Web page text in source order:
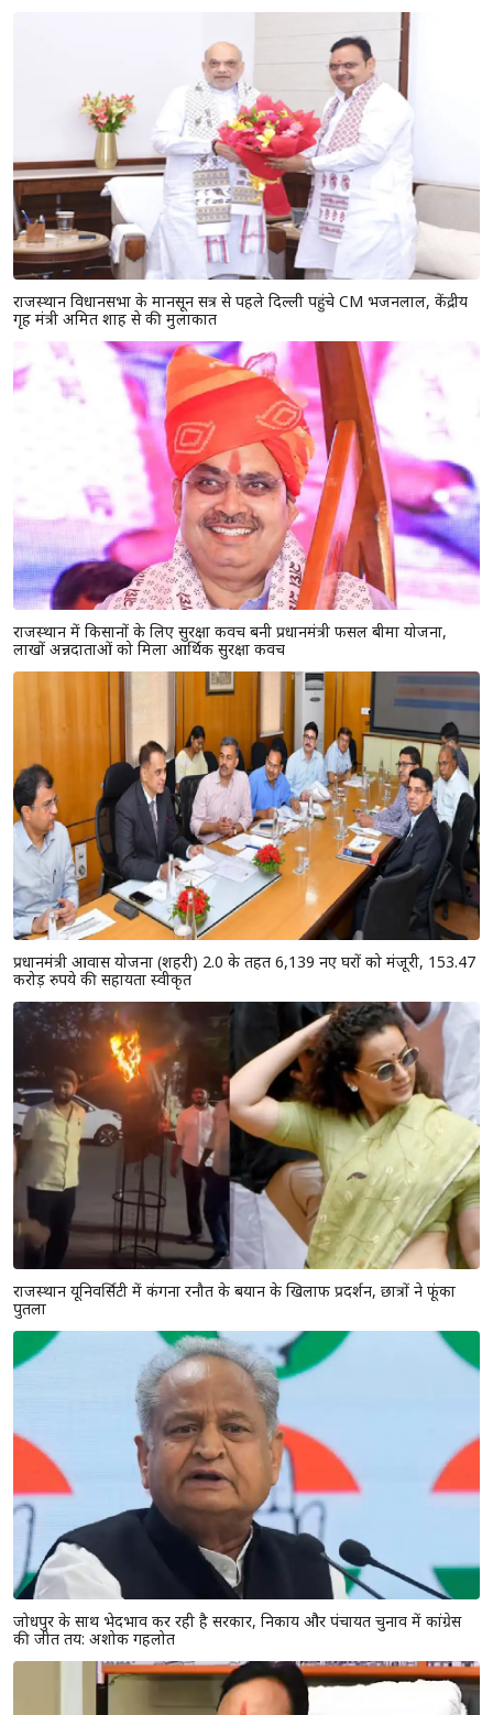
राजस्थान विधानसभा के मानसून सत्र से पहले दिल्ली पहुंचे CM भजनलाल, केंद्रीय
गृह मंत्री अमित शाह से की मुलाकात
राजस्थान में किसानों के लिए सुरक्षा कवच बनी प्रधानमंत्री फसल बीमा योजना,
लाखों अन्नदाताओं को मिला आर्थिक सुरक्षा कवच
प्रधानमंत्री आवास योजना (शहरी) 2.0 के तहत 6,139 नए घरों को मंजूरी, 153.47
करोड़ रुपये की सहायता स्वीकृत
राजस्थान यूनिवर्सिटी में कंगना रनौत के बयान के खिलाफ प्रदर्शन, छात्रों ने फूंका
पुतला
जोधपुर के साथ भेदभाव कर रही है सरकार, निकाय और पंचायत चुनाव में कांग्रेस
की जीत तय: अशोक गहलोत